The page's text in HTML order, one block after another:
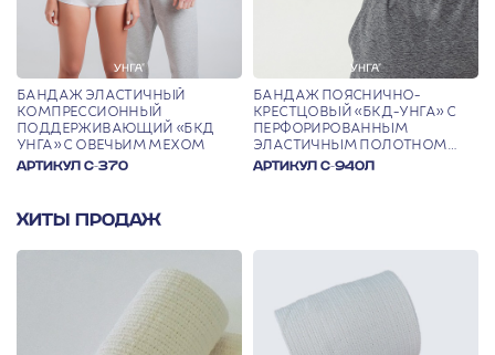
БАНДАЖ ЭЛАСТИЧНЫЙ
КОМПРЕССИОННЫЙ
ПОДДЕРЖИВАЮЩИЙ «БКД
УНГА» С ОВЕЧЬИМ МЕХОМ
АРТИКУЛ С-370
БАНДАЖ ПОЯСНИЧНО-
КРЕСТЦОВЫЙ «БКД-УНГА» С
ПЕРФОРИРОВАННЫМ
ЭЛАСТИЧНЫМ ПОЛОТНОМ
(УЛУЧШЕННАЯ КОНСТРУКЦИЯ)
АРТИКУЛ С-940Л
ХИТЫ ПРОДАЖ